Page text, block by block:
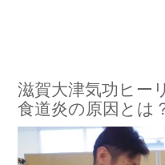
滋賀大津気功ヒー
食道炎の原因とは